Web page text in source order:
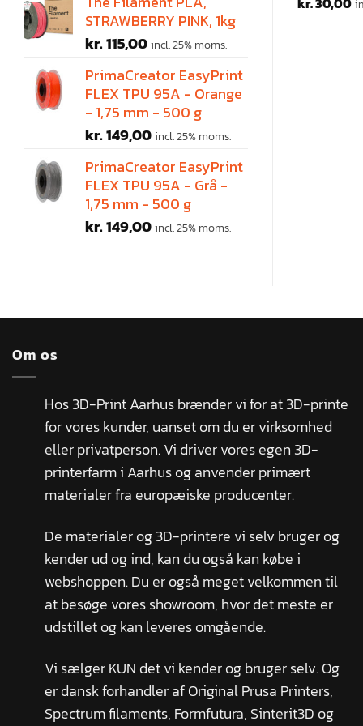
STRAWBERRY PINK, 1kg
kr.115,00incl. 25% moms.
PrimaCreator EasyPrint
FLEX TPU 95A - Orange
- 1,75 mm - 500 g
kr.149,00incl. 25% moms.
PrimaCreator EasyPrint
FLEX TPU 95A - Grå -
1,75 mm - 500 g
kr.149,00incl. 25% moms.
moms. incl. 25% moms.
Om os
Hos 3D-Print Aarhus brænder vi for at 3D-printe
for vores kunder, uanset om du er virksomhed
eller privatperson. Vi driver vores egen 3D-
printerfarm i Aarhus og anvender primært
materialer fra europæiske producenter.
De materialer og 3D-printere vi selv bruger og
kender ud og ind, kan du også kan købe i
webshoppen. Du er også meget velkommen til
at besøge vores showroom, hvor det meste er
udstillet og kan leveres omgående.
Vi sælger KUN det vi kender og bruger selv. Og
er dansk forhandler af Original Prusa Printers,
Spectrum filaments, Formfutura, Sinterit3D og